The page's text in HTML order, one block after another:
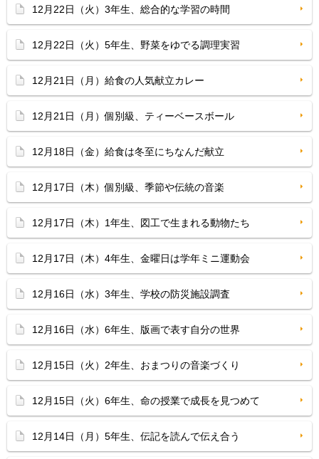
12月22日（火）3年生、総合的な学習の時間
12月22日（火）5年生、野菜をゆでる調理実習
12月21日（月）給食の人気献立カレー
12月21日（月）個別級、ティーベースボール
12月18日（金）給食は冬至にちなんだ献立
12月17日（木）個別級、季節や伝統の音楽
12月17日（木）1年生、図工で生まれる動物たち
12月17日（木）4年生、金曜日は学年ミニ運動会
12月16日（水）3年生、学校の防災施設調査
12月16日（水）6年生、版画で表す自分の世界
12月15日（火）2年生、おまつりの音楽づくり
12月15日（火）6年生、命の授業で成長を見つめて
12月14日（月）5年生、伝記を読んで伝え合う